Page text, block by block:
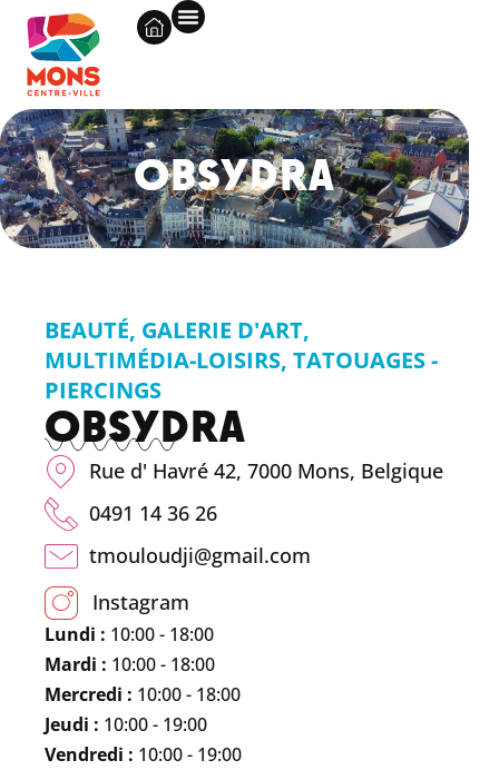
OBSYDRA
BEAUTÉ, GALERIE D'ART,
MULTIMÉDIA-LOISIRS, TATOUAGES -
PIERCINGS
OBSYDRA
Rue d' Havré 42, 7000 Mons, Belgique
0491 14 36 26
tmouloudji@gmail.com
Instagram
Lundi : 10:00 - 18:00
Mardi : 10:00 - 18:00
Mercredi : 10:00 - 18:00
Jeudi : 10:00 - 19:00
Vendredi : 10:00 - 19:00